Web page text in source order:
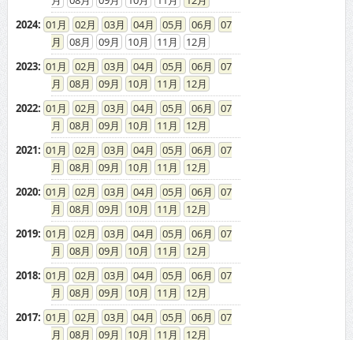
2024: 01 02 03 04 05 06
07
08
09 10 11
12
2023: 01 02 03 04 05 06
07
08
09 10 11
12
2022: 01 02 03 04 05 06
07
08
09 10 11
12
2021: 01 02 03 04 05 06
07
08
09 10 11
12
2020: 01 02 03 04 05 06
07
08
09 10 11
12
2019: 01 02 03 04 05 06
07
08
09 10 11
12
2018: 01 02 03 04 05 06
07
08
09 10 11
12
2017: 01 02 03 04 05 06
07
08
09 10 11
12